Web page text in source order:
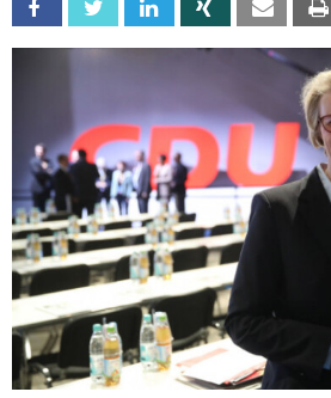
Facebook Twitter Linkedin Xing Email